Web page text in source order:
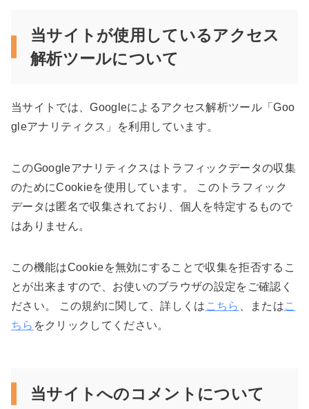
当サイトが使用しているアクセス
解析ツールについて
当サイトでは、Googleによるアクセス解析ツール「Goo
gleアナリティクス」を利用しています。
このGoogleアナリティクスはトラフィックデータの収集
のためにCookieを使用しています。 このトラフィック
データは匿名で収集されており、個人を特定するもので
はありません。
この機能はCookieを無効にすることで収集を拒否するこ
とが出来ますので、お使いのブラウザの設定をご確認く
ださい。 この規約に関して、詳しくは こちら 、またはこ
ちら をクリックしてください。
当サイトへのコメントについて